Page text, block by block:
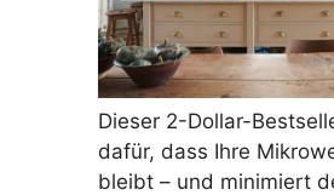
Dieser 2-Dollar-
dafür, dass Ihre
bleibt – und minimiert